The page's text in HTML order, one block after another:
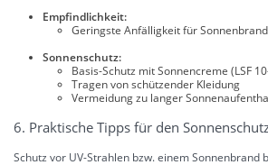
Empfindlichkeit:
Geringste Anfälligkeit für
Sonnenschutz:
Basis-Schutz mit Sonnencreme (LSF
Tragen von schützender Kleidung
Vermeidung zu langer
6. Praktische Tipps für den
Schutz vor UV-Strahlen bzw. einem Sonnenbrand